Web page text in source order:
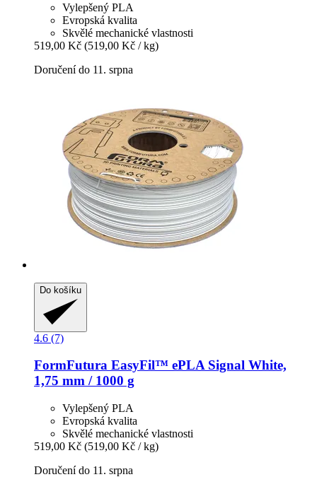
Vylepšený PLA
Evropská kvalita
Skvělé mechanické vlastnosti
519,00 Kč (519,00 Kč / kg)
Doručení do 11. srpna
Do košíku
4.6 (7)
FormFutura EasyFil™ ePLA Signal White,
1,75 mm / 1000 g
Vylepšený PLA
Evropská kvalita
Skvělé mechanické vlastnosti
519,00 Kč (519,00 Kč / kg)
Doručení do 11. srpna